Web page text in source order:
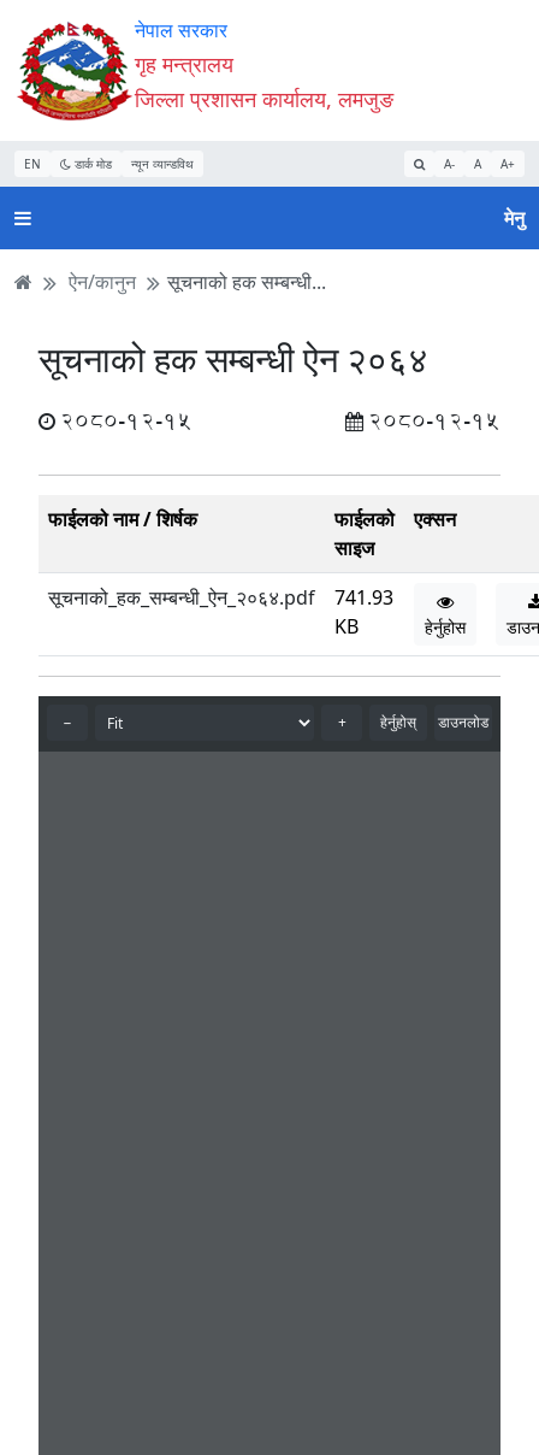
Accessibility
Mode
सुरु
गर्नुहोस्
सामाग्री
पढ्नुहाेस्
नेभिगेसन
पढ्नुहाेस्
वेबसाइट
खोजमा
जानुहोस्
नेपाल सरकार
गृह मन्त्रालय
जिल्ला प्रशासन कार्यालय, लमजुङ
EN डार्क मोड न्यून व्यान्डविथ A- A A+
मेनु
ऐन/कानुन सूचनाको हक सम्बन्धी...
सूचनाको हक सम्बन्धी ऐन २०६४
2080-12-15 2080-12-15
फाईलको नाम / शिर्षक
फाईलको
साइज
एक्सन
सूचनाको_हक_सम्बन्धी_ऐन_२०६४.pdf
741.93
KB
हेर्नुहोस